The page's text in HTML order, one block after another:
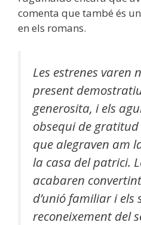
comenta que també és
en els romans.
Les estrenes varen
present
generosita, i els
obsequi de gratitud
que alegraven am
la casa del patrici.
acabaren
d’unió familiar i els
reconeixement del